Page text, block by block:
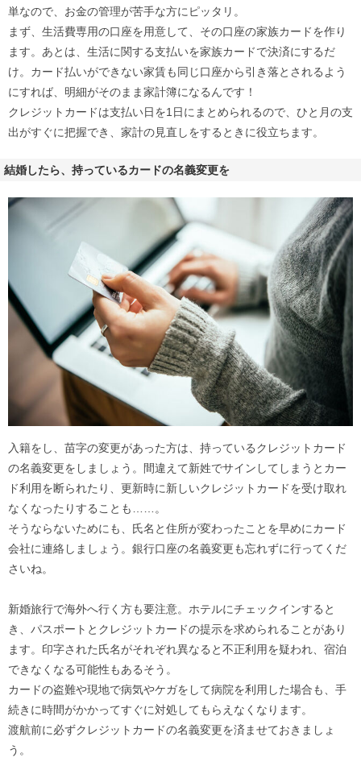
単なので、お金の管理が苦手な方にピッタリ。
まず、生活費専用の口座を用意して、その口座の家族カードを作り
ます。あとは、生活に関する支払いを家族カードで決済にするだ
け。カード払いができない家賃も同じ口座から引き落とされるよう
にすれば、明細がそのまま家計簿になるんです！
クレジットカードは支払い日を1日にまとめられるので、ひと月の支
出がすぐに把握でき、家計の見直しをするときに役立ちます。
結婚したら、持っているカードの名義変更を
入籍をし、苗字の変更があった方は、持っているクレジットカード
の名義変更をしましょう。間違えて新姓でサインしてしまうとカー
ド利用を断られたり、更新時に新しいクレジットカードを受け取れ
なくなったりすることも……。
そうならないためにも、氏名と住所が変わったことを早めにカード
会社に連絡しましょう。銀行口座の名義変更も忘れずに行ってくだ
さいね。
新婚旅行で海外へ行く方も要注意。ホテルにチェックインすると
き、パスポートとクレジットカードの提示を求められることがあり
ます。印字された氏名がそれぞれ異なると不正利用を疑われ、宿泊
できなくなる可能性もあるそう。
カードの盗難や現地で病気やケガをして病院を利用した場合も、手
続きに時間がかかってすぐに対処してもらえなくなります。
渡航前に必ずクレジットカードの名義変更を済ませておきましょ
う。